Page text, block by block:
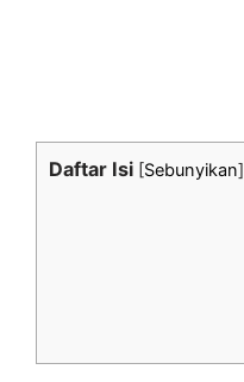
Daftar Isi [Sebunyikan]